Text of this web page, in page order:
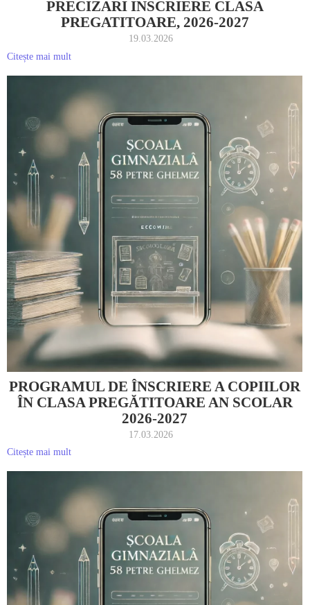
PRECIZARI INSCRIERE CLASA
PREGATITOARE, 2026-2027
19.03.2026
Citește mai mult
PROGRAMUL DE ÎNSCRIERE A COPIILOR
ÎN CLASA PREGĂTITOARE AN SCOLAR
2026-2027
17.03.2026
Citește mai mult